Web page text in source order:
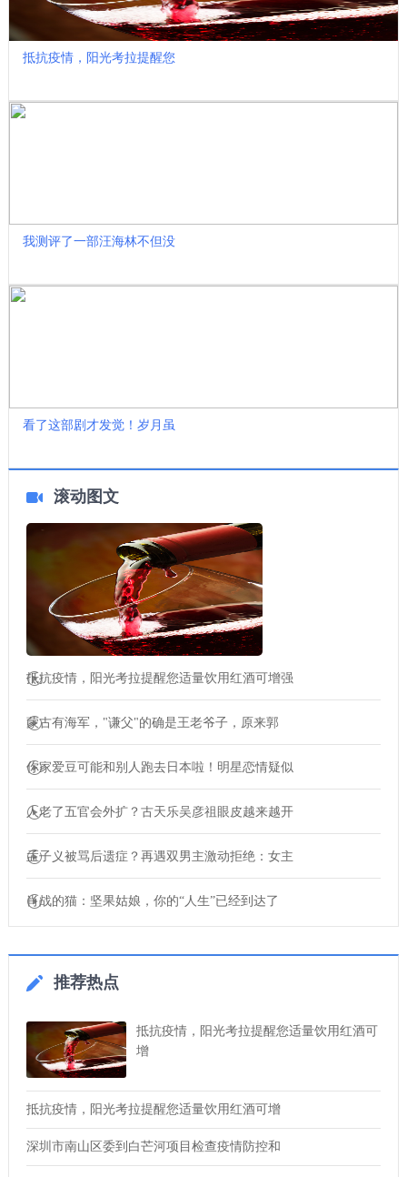
抵抗疫情，阳光考拉提醒您
我测评了一部汪海林不但没
看了这部剧才发觉！岁月虽
滚动图文
抵抗疫情，阳光考拉提醒您适量饮用红酒可增强
蒙古有海军，"谦父"的确是王老爷子，原来郭
你家爱豆可能和别人跑去日本啦！明星恋情疑似
人老了五官会外扩？古天乐吴彦祖眼皮越来越开
孟子义被骂后遗症？再遇双男主激动拒绝：女主
肖战的猫：坚果姑娘，你的“人生”已经到达了
推荐热点
抵抗疫情，阳光考拉提醒您适量饮用红酒可
增
抵抗疫情，阳光考拉提醒您适量饮用红酒可增
深圳市南山区委到白芒河项目检查疫情防控和